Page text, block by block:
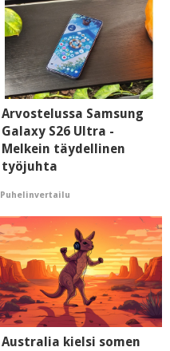
Arvostelussa Samsung
Galaxy S26 Ultra -
Melkein täydellinen
työjuhta
Puhelinvertailu
Australia kielsi somen